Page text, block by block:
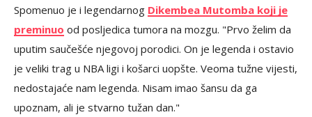
Spomenuo je i legendarnog Dikembea Mutomba koji je
preminuo od posljedica tumora na mozgu. "Prvo želim da
uputim saučešće njegovoj porodici. On je legenda i ostavio
je veliki trag u NBA ligi i košarci uopšte. Veoma tužne vijesti,
nedostajaće nam legenda. Nisam imao šansu da ga
upoznam, ali je stvarno tužan dan."